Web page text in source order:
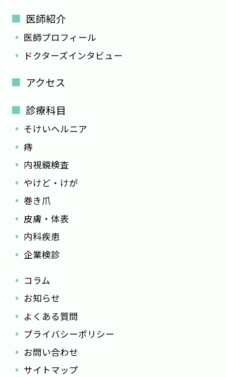
医師紹介
医師プロフィール
ドクターズインタビュー
アクセス
診療科目
そけいヘルニア
痔
内視鏡検査
やけど・けが
巻き爪
皮膚・体表
内科疾患
企業検診
コラム
お知らせ
よくある質問
プライバシーポリシー
お問い合わせ
サイトマップ